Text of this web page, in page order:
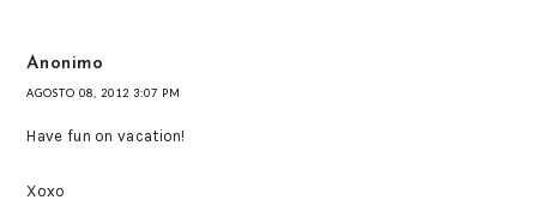
Anonimo
AGOSTO 08, 2012 3:07 PM
Have fun on vacation!
Xoxo